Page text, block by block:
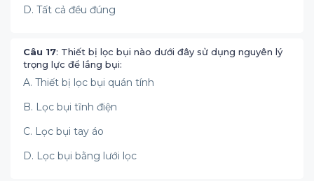
D. Tất cả đều đúng
Câu 17: Thiết bị lọc bụi nào dưới đây sử dụng nguyên lý
trọng lực để lắng bụi:
A. Thiết bị lọc bụi quán tính
B. Lọc bụi tĩnh điện
C. Lọc bụi tay áo
D. Lọc bụi bằng lưới lọc